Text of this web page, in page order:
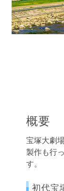
概要
宝塚大劇
製作も行
す。
初代宝